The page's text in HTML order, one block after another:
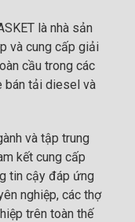
là nhà sản
và cung cấp giải
cầu trong các
bán tải diesel và
và tập trung
kết cung cấp
tin cậy đáp ứng
nghiệp, các thợ
trên toàn thế